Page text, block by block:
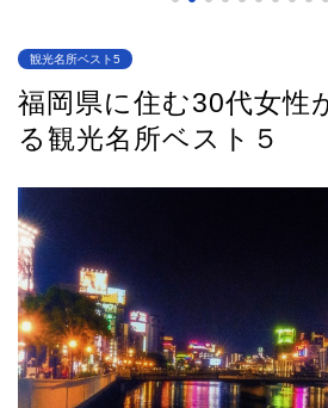
観光名所ベスト5
福岡県に住む30代女性
る観光名所ベスト５